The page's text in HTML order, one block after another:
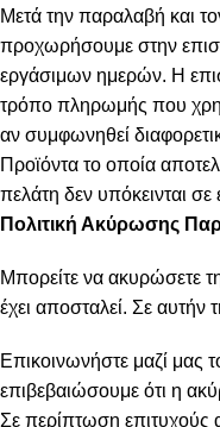
Μετά την παραλαβή και
προχωρήσουμε στην
εργάσιμων ημερών. Η
τρόπο πληρωμής που
αν συμφωνηθεί
Προϊόντα το οποία
πελάτη δεν υπόκεινται σε
Πολιτική Ακύρωσης
Μπορείτε να ακυρώσετε
έχει αποσταλεί. Σε αυτήν
Επικοινωνήστε μαζί μας
επιβεβαιώσουμε ότι η
Σε περίπτωση